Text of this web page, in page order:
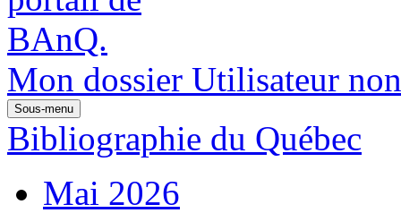
Mon dossier Utilisateur
Sous-menu
Bibliographie du Québec
Mai 2026